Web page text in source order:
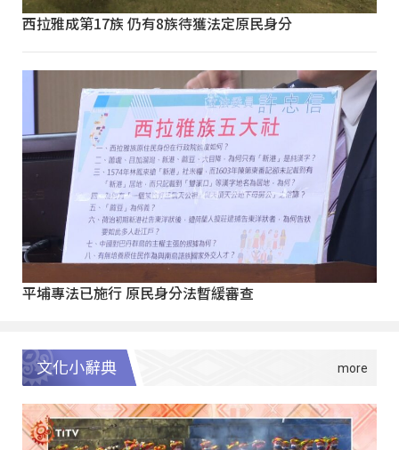
西拉雅成第17族 仍有8族待獲法定原民身分
平埔專法已施行 原民身分法暫緩審查
文化小辭典